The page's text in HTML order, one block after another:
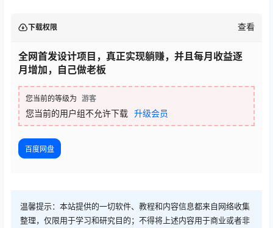
下载权限 查看
全网首发设计项目，真正实现躺赚，并且每月收益逐
月增加，自己做老板
您当前的等级为 游客
您当前的用户组不允许下载 升级会员
百度网盘
温馨提示：本站提供的一切软件、教程和内容信息都来自网络收集
整理，仅限用于学习和研究目的；不得将上述内容用于商业或者非